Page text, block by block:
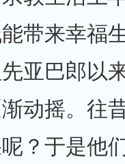
带来幸福
亚巴郎以
动摇。往
？于是他